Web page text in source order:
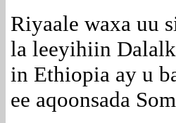
Riyaale waxa uu
la leeyihiin
in Ethiopia ay u
ee aqoonsada